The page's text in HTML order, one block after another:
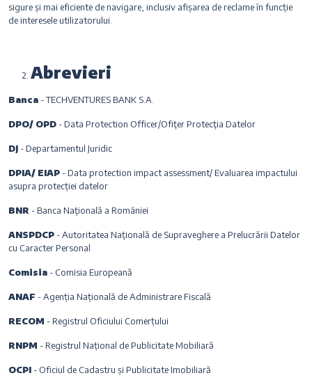
sigure și mai eficiente de navigare, inclusiv afișarea de reclame în funcție
de interesele utilizatorului.
Abrevieri
Banca - TECHVENTURES BANK S.A.
DPO/ OPD - Data Protection Officer/Ofiţer Protecţia Datelor
DJ - Departamentul Juridic
DPIA/ EIAP - Data protection impact assessment/ Evaluarea impactului
asupra protecției datelor
BNR - Banca Naţională a României
ANSPDCP - Autoritatea Naţională de Supraveghere a Prelucrării Datelor
cu Caracter Personal
Comisia - Comisia Europeană
ANAF - Agenția Națională de Administrare Fiscală
RECOM - Registrul Oficiului Comerțului
RNPM - Registrul Național de Publicitate Mobiliară
OCPI - Oficiul de Cadastru și Publicitate Imobiliară